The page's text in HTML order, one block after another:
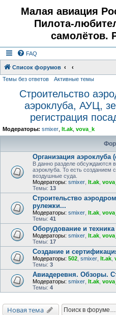
Малая авиация
Пилота-
самолётов.
FAQ
Список форумов
Темы без ответов Активные темы
Строительство
аэроклуба, АУЦ,
регистрация
Модераторы: smixer lt.ak vova_k
Организация аэроклуба
В данно разделе обсуждаются
аэроклуба. То есть созданием
воздушные суда.
Модераторы: smixer lt.ak
Темы: 13
Строительство
рулежки...
Модераторы: smixer lt.ak
Темы: 41
Оборудование и
Модераторы: smixer lt.ak
Темы: 17
Создание и
Модераторы: 502 smixer lt.ak
Темы: 3
Авиадеревня. Обзоры.
Модераторы: smixer lt.ak
Темы: 4
Новая тема